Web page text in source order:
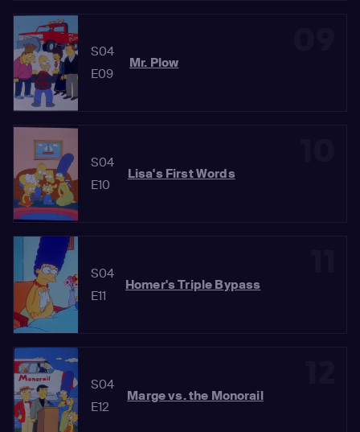
S04
E09
Mr. Plow
S04
E10
Lisa's First Words
S04
E11
Homer's Triple Bypass
S04
E12
Marge vs. the Monorail